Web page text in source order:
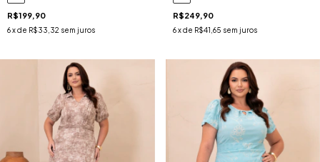
R$199,90
6x de R$33,32 sem juros
R$249,90
6 x de R$41,65 sem juros